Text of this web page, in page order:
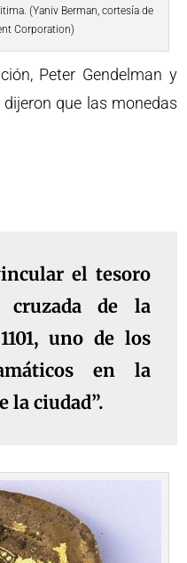
(Yaniv Berman, cortesía de
Corporation)
Peter Gendelman y
que las monedas
el tesoro
cruzada de la
uno de los
en la
la ciudad”.